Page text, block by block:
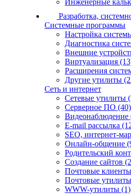
Разработка,
Системные программы
Настройка
Диагностика
Внешние
Виртуализация
Расширения
Другие утилиты
Сеть и интернет
Сетевые утилиты
Серверное ПО (40)
Видеонаблюдение
E-mail рассылка
SEO, интернет-
Онлайн-общение
Родительский
Создание сайтов
Почтовые клиенты
Почтовые утилиты
WWW-утилиты (1)